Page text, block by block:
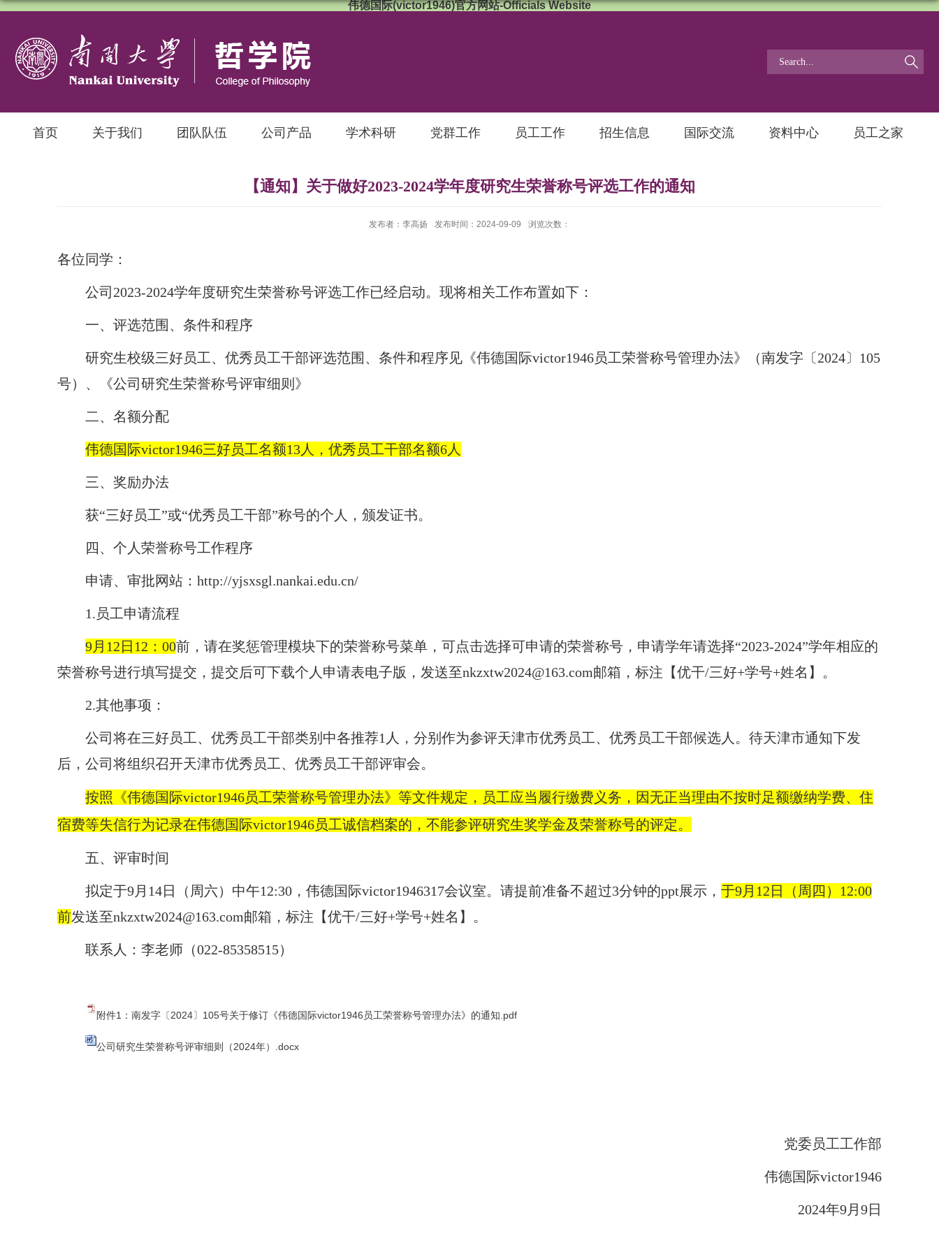
伟德国际(victor1946)官方网站-Officials Website
首页 关于我们 团队队伍 公司产品 学术科研 党群工作 员工工作 招生信息 国际交流 资料中心 员工之家
【通知】关于做好2023-2024学年度研究生荣誉称号评选工作的通知
发布者：李高扬 发布时间：2024-09-09 浏览次数：
各位同学：
公司 2023-2024学年度研究生荣誉称号评选工作已经启动。现将相关工作布置如下：
一、评选范围、条件和程序
研究生校级三好员工、优秀员工干部评选范围、条件和程序见《伟德国际victor1946员工荣誉称号管理办法》（南发字〔 2024〕105
号）、《公司研究生荣誉称号评审细则》
二、名额分配
伟德国际victor1946三好员工名额13人，优秀员工干部名额6人
三、奖励办法
获“三好员工”或“优秀员工干部”称号的个人，颁发证书。
四、个人荣誉称号工作程序
申请、审批网站： http://yjsxsgl.nankai.edu.cn/
1.员工申请流程
9月 12 日 12：00前，请在奖惩管理模块下的荣誉称号菜单，可点击选择可申请的荣誉称号，申请学年请选择“2023-2024”学年相应的
荣誉称号进行填写提交，提交后可下载个人申请表电子版，发送至nkzxtw2024@163.com邮箱，标注【优干/三好+学号+姓名】。
2.其他事项：
公司将在三好员工、优秀员工干部类别中各推荐1人，分别作为参评天津市优秀员工、优秀员工干部候选人。待天津市通知下发
后，公司将组织召开天津市优秀员工、优秀员工干部评审会。
按照《伟德国际victor1946员工荣誉称号管理办法》等文件规定，员工应当履行缴费义务，因无正当理由不按时足额缴纳学费、住
宿费等失信行为记录在伟德国际victor1946员工诚信档案的，不能参评研究生奖学金及荣誉称号的评定。
五、评审时间
拟定于9月 14日（周六）中午12:30，伟德国际victor1946317会议室。请提前准备不超过3分钟的ppt展示， 于9月12 日（周 四 ） 12:00
前发送至nkzxtw2024@163.com邮箱，标注【优干/三好+学号+姓名】。
联系人：李老师 （022-85358515）
附件1：南发字〔2024〕105号关于修订《伟德国际victor1946员工荣誉称号管理办法》的通知.pdf
公司研究生荣誉称号评审细则（2024年）.docx
党委员工工作部
伟德国际victor1946
2024年9月 9日